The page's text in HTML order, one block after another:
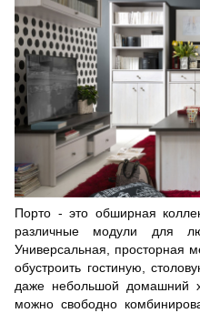
Порто - это обширная
различные модули для
Универсальная, просторная
обустроить гостиную,
даже небольшой домашний
можно свободно